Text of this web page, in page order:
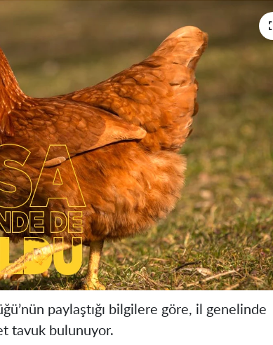
paylaştığı bilgilere göre, il genelinde
tavuk bulunuyor.